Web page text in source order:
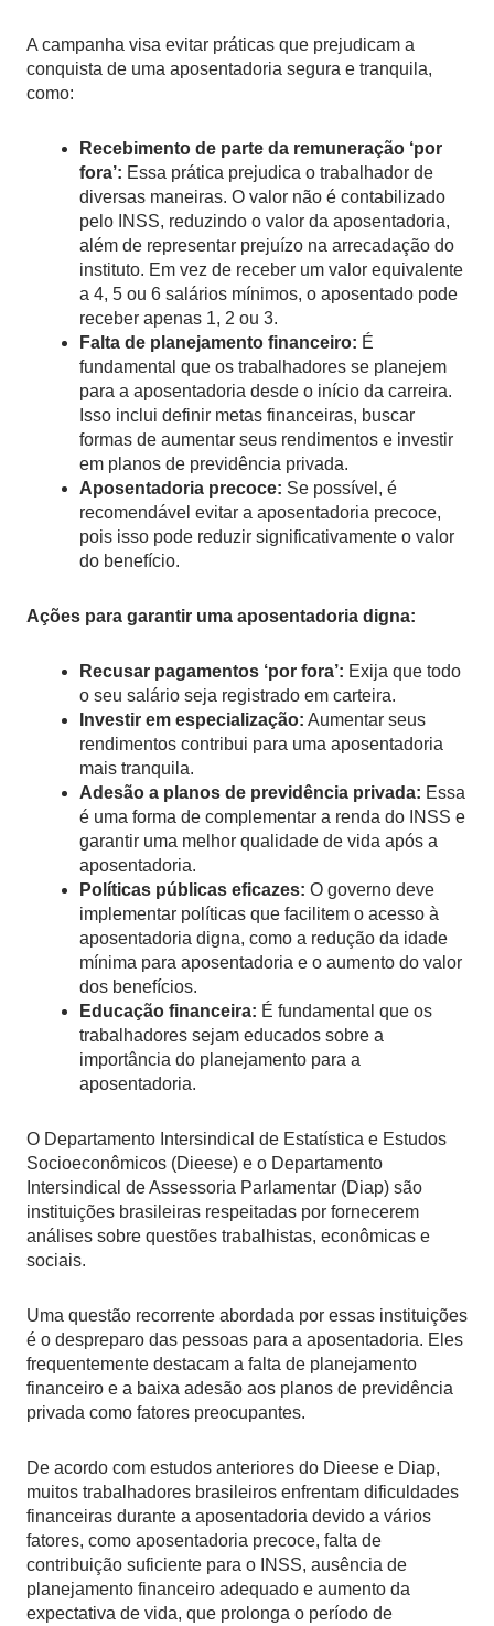
A campanha visa evitar práticas que prejudicam a
conquista de uma aposentadoria segura e tranquila,
como:
Recebimento de parte da remuneração ‘por
fora’: Essa prática prejudica o trabalhador de
diversas maneiras. O valor não é contabilizado
pelo INSS, reduzindo o valor da aposentadoria,
além de representar prejuízo na arrecadação do
instituto. Em vez de receber um valor equivalente
a 4, 5 ou 6 salários mínimos, o aposentado pode
receber apenas 1, 2 ou 3.
Falta de planejamento financeiro: É
fundamental que os trabalhadores se planejem
para a aposentadoria desde o início da carreira.
Isso inclui definir metas financeiras, buscar
formas de aumentar seus rendimentos e investir
em planos de previdência privada.
Aposentadoria precoce: Se possível, é
recomendável evitar a aposentadoria precoce,
pois isso pode reduzir significativamente o valor
do benefício.
Ações para garantir uma aposentadoria digna:
Recusar pagamentos ‘por fora’: Exija que todo
o seu salário seja registrado em carteira.
Investir em especialização: Aumentar seus
rendimentos contribui para uma aposentadoria
mais tranquila.
Adesão a planos de previdência privada: Essa
é uma forma de complementar a renda do INSS e
garantir uma melhor qualidade de vida após a
aposentadoria.
Políticas públicas eficazes: O governo deve
implementar políticas que facilitem o acesso à
aposentadoria digna, como a redução da idade
mínima para aposentadoria e o aumento do valor
dos benefícios.
Educação financeira: É fundamental que os
trabalhadores sejam educados sobre a
importância do planejamento para a
aposentadoria.
O Departamento Intersindical de Estatística e Estudos
Socioeconômicos (Dieese) e o Departamento
Intersindical de Assessoria Parlamentar (Diap) são
instituições brasileiras respeitadas por fornecerem
análises sobre questões trabalhistas, econômicas e
sociais.
Uma questão recorrente abordada por essas instituições
é o despreparo das pessoas para a aposentadoria. Eles
frequentemente destacam a falta de planejamento
financeiro e a baixa adesão aos planos de previdência
privada como fatores preocupantes.
De acordo com estudos anteriores do Dieese e Diap,
muitos trabalhadores brasileiros enfrentam dificuldades
financeiras durante a aposentadoria devido a vários
fatores, como aposentadoria precoce, falta de
contribuição suficiente para o INSS, ausência de
planejamento financeiro adequado e aumento da
expectativa de vida, que prolonga o período de